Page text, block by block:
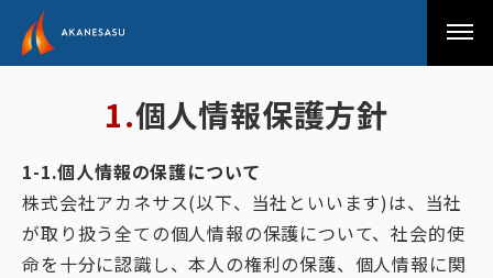
アカネサス
1.個人情報保護方針
1-1.個人情報の保護について
株式会社アカネサス(以下、当社といいます)は、当社
が取り扱う全ての個人情報の保護について、社会的使
命を十分に認識し、本人の権利の保護、個人情報に関